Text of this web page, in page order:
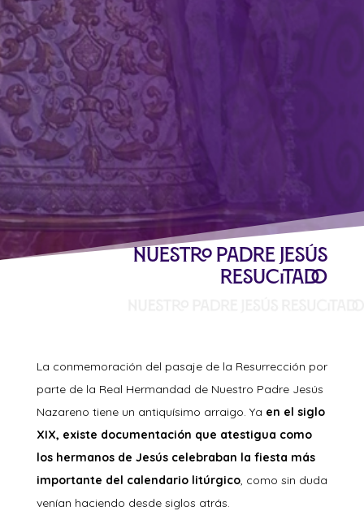
Nuestro Padre Jesús
Resucitado
La conmemoración del pasaje de la Resurrección por
parte de la Real Hermandad de Nuestro Padre Jesús
Nazareno tiene un antiquísimo arraigo. Ya en el siglo
XIX, existe documentación que atestigua como
los hermanos de Jesús celebraban la fiesta más
importante del calendario litúrgico, como sin duda
venían haciendo desde siglos atrás.